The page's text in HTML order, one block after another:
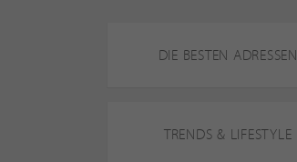
DIE BESTEN ADRESSEN
TRENDS & LIFESTYLE